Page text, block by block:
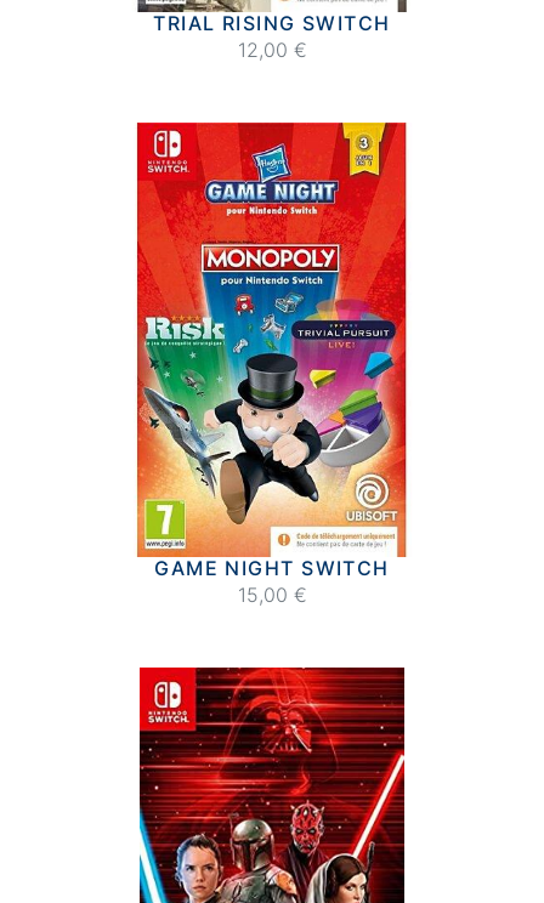
TRIAL RISING SWITCH
12,00 €
GAME NIGHT SWITCH
15,00 €